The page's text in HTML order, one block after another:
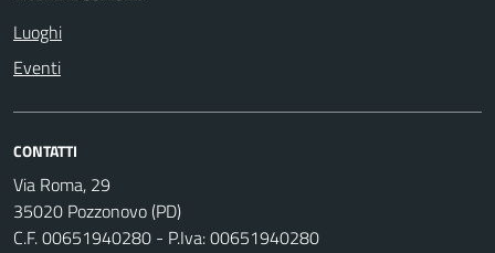
Luoghi
Eventi
CONTATTI
Via Roma, 29
35020 Pozzonovo (PD)
C.F. 00651940280 - P.Iva: 00651940280